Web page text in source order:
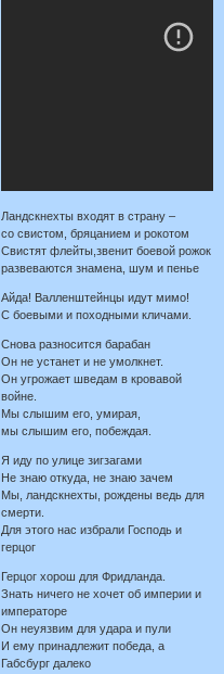
Ландскнехты входят в страну –
со свистом, бряцанием и рокотом
Свистят флейты,звенит боевой рожок
развеваются знамена, шум и пенье
Айда! Валленштейнцы идут мимо!
С боевыми и походными кличами.
Снова разносится барабан
Он не устанет и не умолкнет.
Он угрожает шведам в кровавой
войне.
Мы слышим его, умирая,
мы слышим его, побеждая.
Я иду по улице зигзагами
Не знаю откуда, не знаю зачем
Мы, ландскнехты, рождены ведь для
смерти.
Для этого нас избрали Господь и
герцог
Герцог хорош для Фридланда.
Знать ничего не хочет об империи и
императоре
Он неуязвим для удара и пули
И ему принадлежит победа, а
Габсбург далеко